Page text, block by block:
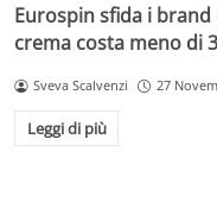
Eurospin sfida i
crema costa meno di
Sveva Scalvenzi 27
Leggi di più